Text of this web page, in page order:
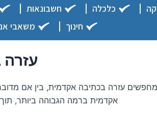
כלכלה חשבונאות
חינוך
משאבי
עזרה בכתיבה אקדמית, בין אם
אקדמית ברמה הגבוהה ביותר,